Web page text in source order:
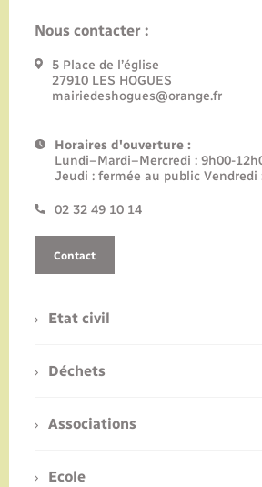
Nous contacter :
5 Place de l’église
27910 LES HOGUES
mairiedeshogues@orange.fr
Horaires d'ouverture :
Lundi–Mardi–Mercredi : 9h00-
Jeudi : fermée au public
02 32 49 10 14
Contact
Etat civil
Déchets
Associations
Ecole